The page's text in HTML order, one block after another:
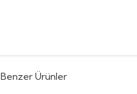
Benzer Ürünler